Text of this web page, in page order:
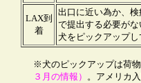
LAX到
着
出口に近い為か、
で提出する必要がな
犬をピックアップし
※犬のピックアップは荷
３月の情報） 。アメリカ